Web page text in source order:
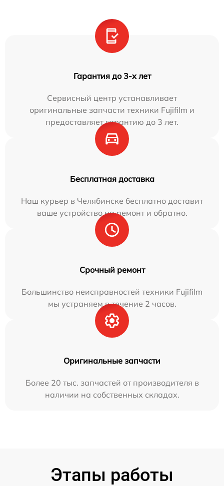
Гарантия до 3-х лет
Сервисный центр устанавливает
оригинальные запчасти техники Fujifilm и
предоставляет гарантию до 3 лет.
Бесплатная доставка
Наш курьер в Челябинске бесплатно доставит
ваше устройство на ремонт и обратно.
Срочный ремонт
Большинство неисправностей техники Fujifilm
мы устраняем в течение 2 часов.
Оригинальные запчасти
Более 20 тыс. запчастей от производителя в
наличии на собственных складах.
Этапы работы